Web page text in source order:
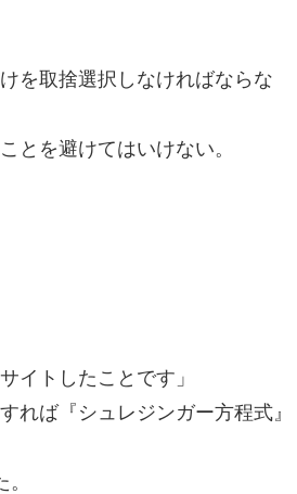
を取捨選択しなければならな
とを避けてはいけない。
イトしたことです」
れば『シュレジンガー方程式』